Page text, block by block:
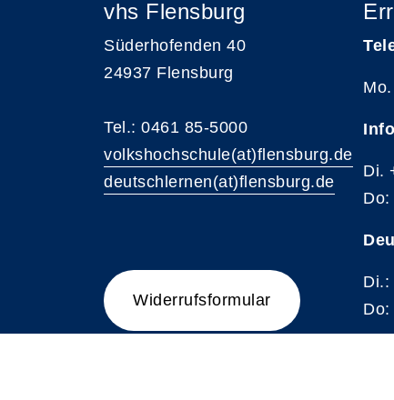
vhs Flensburg
Süderhofenden 40
24937 Flensburg
Tel.: 0461 85-5000
volkshochschule(at)flensburg.de
deutschlernen(at)flensburg.de
Widerrufsformular
Di.
Di.: